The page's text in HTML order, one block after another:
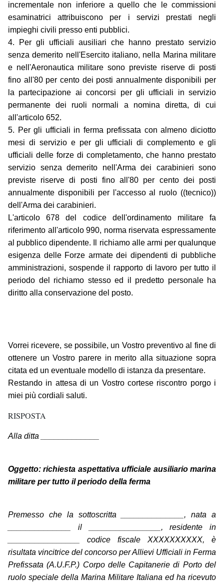
incrementale non inferiore a quello che le commissioni
esaminatrici attribuiscono per i servizi prestati negli
impieghi civili presso enti pubblici.
4. Per gli ufficiali ausiliari che hanno prestato servizio
senza demerito nell'Esercito italiano, nella Marina militare
e nell'Aeronautica militare sono previste riserve di posti
fino all'80 per cento dei posti annualmente disponibili per
la partecipazione ai concorsi per gli ufficiali in servizio
permanente dei ruoli normali a nomina diretta, di cui
all'articolo 652.
5. Per gli ufficiali in ferma prefissata con almeno diciotto
mesi di servizio e per gli ufficiali di complemento e gli
ufficiali delle forze di completamento, che hanno prestato
servizio senza demerito nell'Arma dei carabinieri sono
previste riserve di posti fino all'80 per cento dei posti
annualmente disponibili per l'accesso al ruolo ((tecnico))
dell'Arma dei carabinieri.
L'articolo 678 del codice dell'ordinamento militare fa
riferimento all'articolo 990, norma riservata espressamente
al pubblico dipendente. Il richiamo alle armi per qualunque
esigenza delle Forze armate dei dipendenti di pubbliche
amministrazioni, sospende il rapporto di lavoro per tutto il
periodo del richiamo stesso ed il predetto personale ha
diritto alla conservazione del posto.
Vorrei ricevere, se possibile, un Vostro preventivo al fine di
ottenere un Vostro parere in merito alla situazione sopra
citata ed un eventuale modello di istanza da presentare.
Restando in attesa di un Vostro cortese riscontro porgo i
miei più cordiali saluti.
RISPOSTA
Alla ditta _____________
Oggetto: richiesta aspettativa ufficiale ausiliario marina
militare per tutto il periodo della ferma
Premesso che la sottoscritta ______________, nata a
______________ il ________________, residente in
________________ codice fiscale XXXXXXXXXX, è
risultata vincitrice del concorso per Allievi Ufficiali in Ferma
Prefissata (A.U.F.P.) Corpo delle Capitanerie di Porto del
ruolo speciale della Marina Militare Italiana ed ha ricevuto